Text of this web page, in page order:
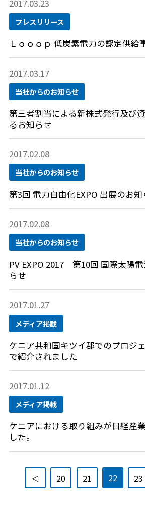
2017.03.23
プレスリリース
Ｌｏｏｏｐ 低炭素電力の認定供給
2017.03.17
当社からのお知らせ
第三者割当による新株式発行及び
るお知らせ
2017.02.08
当社からのお知らせ
第3回 電力自由化EXPO 出展のお知
2017.02.08
当社からのお知らせ
PV EXPO 2017 第10回 国際太陽
らせ
2017.01.27
メディア掲載
ケニア共和国キツイ郡でのプロジ
で紹介されました
2017.01.12
メディア掲載
ケニアにおける取り組みが日経産
した。
＜ 20 21 22 23